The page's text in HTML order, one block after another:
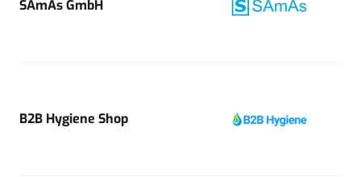
SAmAs GmbH
B2B Hygiene Shop